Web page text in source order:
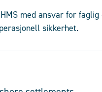
med ansvar for
sikkerhet.